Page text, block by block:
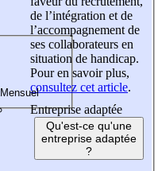
de l’intégration et de
l’accompagnement de
ses collaborateurs en
situation de handicap.
Pour en savoir plus,
consultez cet article.
Entreprise adaptée
Qu'est-ce qu'une
entreprise adaptée
?